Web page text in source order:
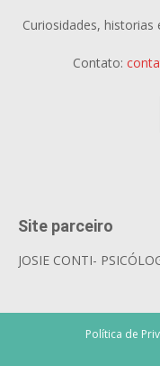
Curiosidades,
Contato:
Site parceiro
JOSIE CONTI-
Política de